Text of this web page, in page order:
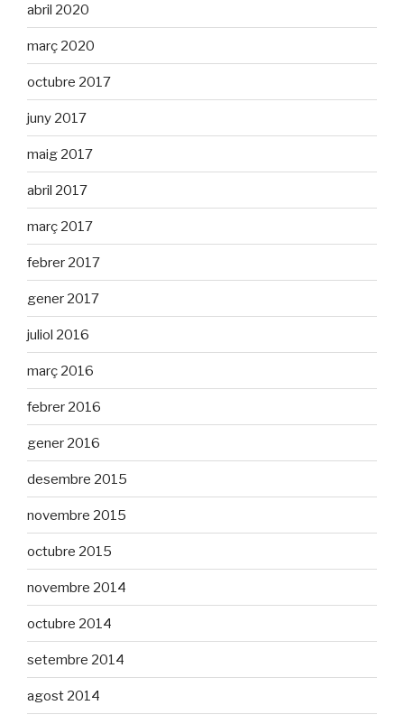
abril 2020
març 2020
octubre 2017
juny 2017
maig 2017
abril 2017
març 2017
febrer 2017
gener 2017
juliol 2016
març 2016
febrer 2016
gener 2016
desembre 2015
novembre 2015
octubre 2015
novembre 2014
octubre 2014
setembre 2014
agost 2014